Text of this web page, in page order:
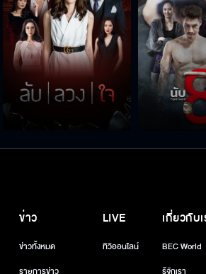
ข่าว
ข่าวทั้งหมด
LIVE
ทีวีออนไลน์
เกี่ยวกับ
BEC World